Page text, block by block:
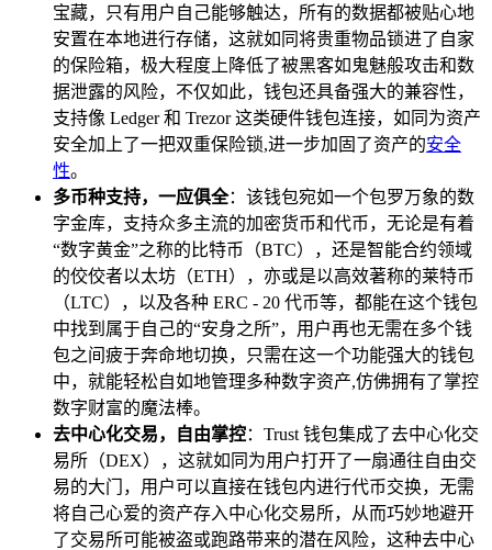
宝藏，只有用户自己能够触达，所有的数据都被贴心地
安置在本地进行存储，这就如同将贵重物品锁进了自家
的保险箱，极大程度上降低了被黑客如鬼魅般攻击和数
据泄露的风险，不仅如此，钱包还具备强大的兼容性，
支持像 Ledger 和 Trezor 这类硬件钱包连接，如同为资产
安全加上了一把双重保险锁,进一步加固了资产的安全
性。
多币种支持，一应俱全：该钱包宛如一个包罗万象的数
字金库，支持众多主流的加密货币和代币，无论是有着
“数字黄金”之称的比特币（BTC），还是智能合约领域
的佼佼者以太坊（ETH），亦或是以高效著称的莱特币
（LTC），以及各种 ERC - 20 代币等，都能在这个钱包
中找到属于自己的“安身之所”，用户再也无需在多个钱
包之间疲于奔命地切换，只需在这一个功能强大的钱包
中，就能轻松自如地管理多种数字资产,仿佛拥有了掌控
数字财富的魔法棒。
去中心化交易，自由掌控：Trust 钱包集成了去中心化交
易所（DEX），这就如同为用户打开了一扇通往自由交
易的大门，用户可以直接在钱包内进行代币交换，无需
将自己心爱的资产存入中心化交易所，从而巧妙地避开
了交易所可能被盗或跑路带来的潜在风险，这种去中心